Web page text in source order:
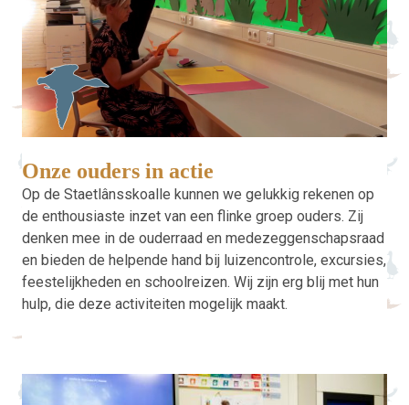
Onze ouders in actie
Op de Staetlânsskoalle kunnen we gelukkig rekenen op
de enthousiaste inzet van een flinke groep ouders. Zij
denken mee in de ouderraad en medezeggenschapsraad
en bieden de helpende hand bij luizencontrole, excursies,
feestelijkheden en schoolreizen. Wij zijn erg blij met hun
hulp, die deze activiteiten mogelijk maakt.